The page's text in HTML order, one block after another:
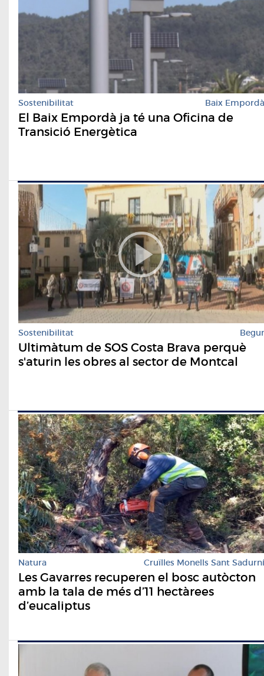
Sostenibilitat Baix Empordà
El Baix Empordà ja té una Oficina de
Transició Energètica
Sostenibilitat Begur
Ultimàtum de SOS Costa Brava perquè
s'aturin les obres al sector de Montcal
Natura Cruïlles Monells Sant Sadurní
Les Gavarres recuperen el bosc autòcton
amb la tala de més d’11 hectàrees
d’eucaliptus